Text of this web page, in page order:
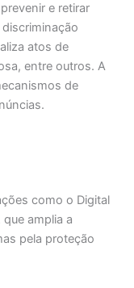
e retirar
atos de
entre outros. A
de
como o Digital
amplia a
pela proteção